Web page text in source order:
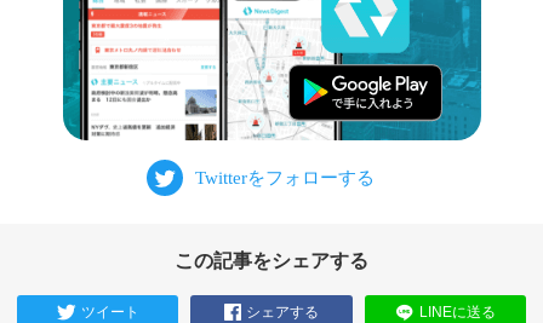
この記事をシェアする
ツイート シェアする LINEに送る